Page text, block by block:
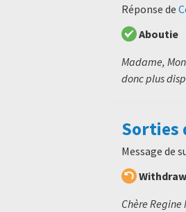
Réponse de
Aboutie
Madame,
donc plus
Sorties
Message de
Chère